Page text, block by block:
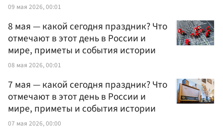
09 мая 2026, 00:01
8 мая — какой сегодня праздник? Что
отмечают в этот день в России и
мире, приметы и события истории
08 мая 2026, 00:01
7 мая — какой сегодня праздник? Что
отмечают в этот день в России и
мире, приметы и события истории
07 мая 2026, 00:00